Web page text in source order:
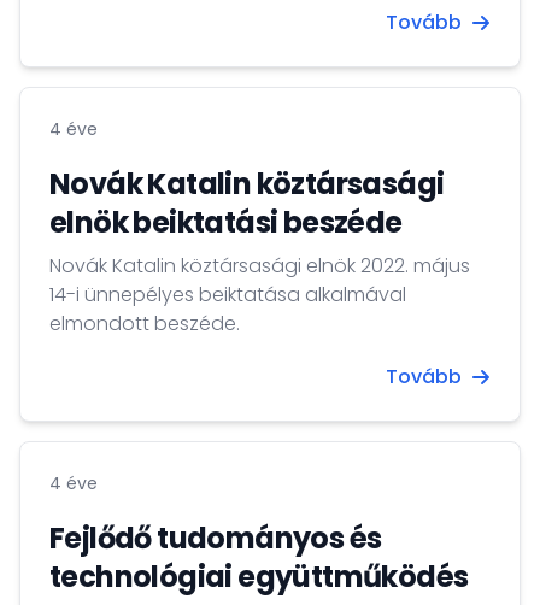
Tovább
4 éve
Novák Katalin köztársasági
elnök beiktatási beszéde
Novák Katalin köztársasági elnök 2022. május
14-i ünnepélyes beiktatása alkalmával
elmondott beszéde.
Tovább
4 éve
Fejlődő tudományos és
technológiai együttműködés